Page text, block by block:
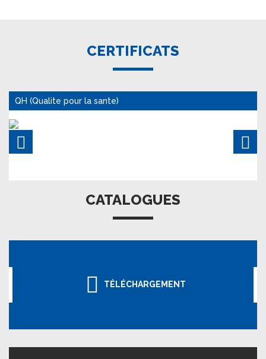
CERTIFICATS
QH (Qualite pour la sante)
CATALOGUES
TÉLÉCHARGEMENT